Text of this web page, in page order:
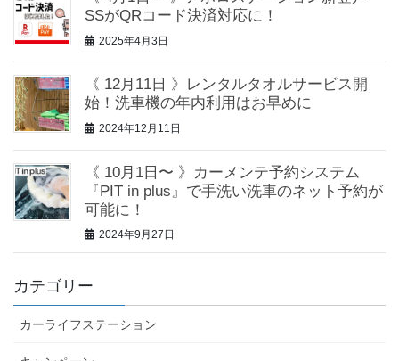
SSがQRコード決済対応に！
2025年4月3日
《 12月11日 》レンタルタオルサービス開
始！洗車機の年内利用はお早めに
2024年12月11日
《 10月1日〜 》カーメンテ予約システム
『PIT in plus』で手洗い洗車のネット予約が
可能に！
2024年9月27日
カテゴリー
カーライフステーション